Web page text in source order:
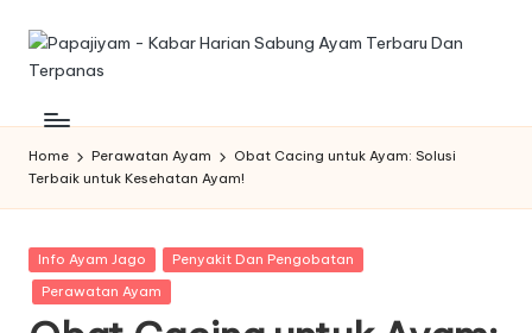
Skip
P
a
p
iy
a
informasi
dan
kabar
harian
sabung
ayam
yang
Home Perawatan Ayam
Obat Cacing untuk Ayam: Solusi
Terbaik untuk Kesehatan Ayam!
Posted
in
Info Ayam Jago
Penyakit Dan Pengobatan
Perawatan Ayam